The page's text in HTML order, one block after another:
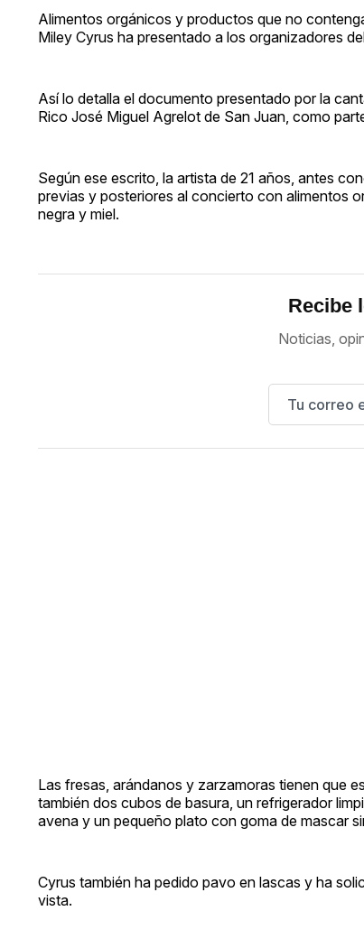
Alimentos orgánicos y productos que no
Miley Cyrus ha presentado a los organizadores
Así lo detalla el documento presentado por la
Rico José Miguel Agrelot de San Juan, como
Según ese escrito, la artista de 21 años, antes
previas y posteriores al concierto con alimentos
negra y miel.
Recibe
Noticias,
Las fresas, arándanos y zarzamoras tienen que
también dos cubos de basura, un refrigerador
avena y un pequeño plato con goma de mascar
Cyrus también ha pedido pavo en lascas y ha
vista.